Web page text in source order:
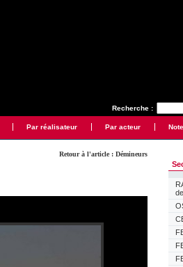
Recherche :
Par réalisateur Par acteur
Retour à l'article : Démineurs